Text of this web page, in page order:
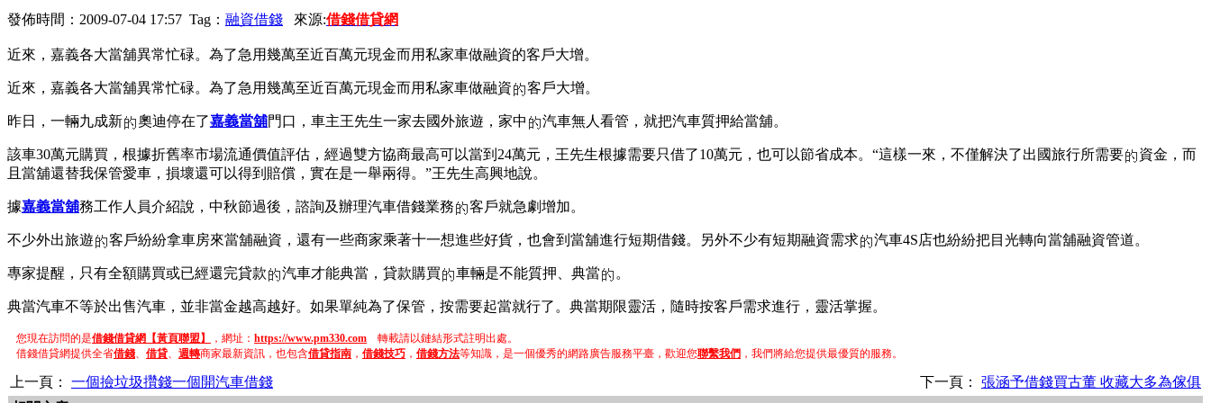
發佈時間：2009-07-04 17:57 Tag： 融資借錢 來源:借錢借貸網
近來，嘉義各大當舖異常忙碌。為了急用幾萬至近百萬元現金而用私家車做融資的客戶大增。
近來，嘉義各大當舖異常忙碌。為了急用幾萬至近百萬元現金而用私家車做融資 客戶大增。
昨日，一輛九成新 奧迪停在了嘉義當舖門口，車主王先生一家去國外旅遊，家中 汽車無人看管，就把汽車質押給當舖。
該車30萬元購買，根據折舊率市場流通價值評估，經過雙方協商最高可以當到24萬元，王先生根據需要只借了10萬元，也可以節省成本。“這樣一來，不僅解決了出國旅行所需要
資金，而
且當舖還替我保管愛車，損壞還可以得到賠償，實在是一舉兩得。”王先生高興地說。
據嘉義當舖務工作人員介紹說，中秋節過後，諮詢及辦理汽車借錢業務 客戶就急劇增加。
不少外出旅遊 客戶紛紛拿車房來當舖融資，還有一些商家乘著十一想進些好貨，也會到當舖進行短期借錢。另外不少有短期融資需求 汽車4S店也紛紛把目光轉向當舖融資管道。
專家提醒，只有全額購買或已經還完貸款 汽車才能典當，貸款購買 車輛是不能質押、典當 。
典當汽車不等於出售汽車，並非當金越高越好。如果單純為了保管，按需要起當就行了。典當期限靈活，隨時按客戶需求進行，靈活掌握。
您現在訪問的是借錢借貸網【黃頁聯盟】 ，網址： https://www.pm330.com 轉載請以鏈結形式註明出處。
借錢借貸網提供全省借錢、 借貸、 週轉商家最新資訊，也包含借貸指南 ， 借錢技巧 ， 借錢方法等知識，是一個優秀的網路廣告服務平臺，歡迎您聯繫我們 ，我們將給您提供最優質的服務。
上一頁： 一個撿垃圾攢錢一個開汽車借錢 下一頁： 張涵予借錢買古董 收藏大多為傢俱